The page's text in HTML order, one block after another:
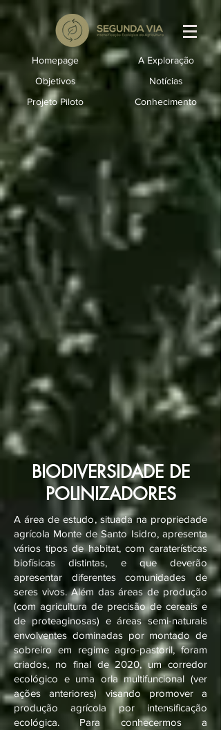
Homepage
Objetivos
Projeto Piloto
A Exploração
Notícias
Conhecimento
BIODIVERSIDADE DE
POLINIZADORES
A área de estudo, situada na propriedade
agrícola Monte de Santo Isidro, apresenta
vários tipos de habitat, com caraterísticas
biofísicas distintas, e que deverão
apresentar diferentes comunidades de
seres vivos. Além das áreas de produção
(com agricultura de precisão de cereais e
de proteaginosas) e áreas semi-naturais
envolventes dominadas por montado de
sobreiro em regime agro-pastoril, foram
criados, no final de 2020, um corredor
ecológico e uma orla multifuncional (ver
ações anteriores) visando promover a
produção agrícola por intensificação
ecológica. Para conhecermos a